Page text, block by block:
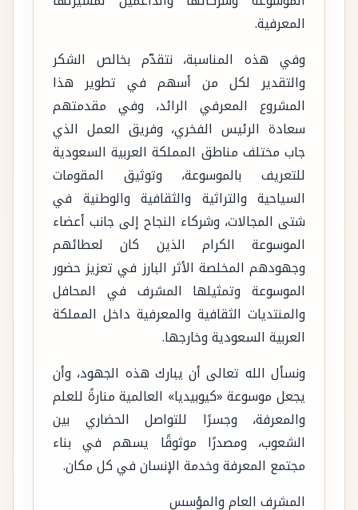
المعرفية.
وفي هذه المناسبة، نتقدّم بخالص الشكر
والتقدير لكل من أسهم في تطوير هذا
المشروع المعرفي الرائد، وفي مقدمتهم
سعادة الرئيس الفخري، وفريق العمل الذي
جاب مختلف مناطق المملكة العربية السعودية
للتعريف بالموسوعة، وتوثيق المقومات
السياحية والتراثية والثقافية والوطنية في
شتى المجالات، وشركاء النجاح إلى جانب أعضاء
الموسوعة الكرام الذين كان لعطائهم
وجهودهم المخلصة الأثر البارز في تعزيز حضور
الموسوعة وتمثيلها المشرف في المحافل
والمنتديات الثقافية والمعرفية داخل المملكة
العربية السعودية وخارجها.
ونسأل الله تعالى أن يبارك هذه الجهود، وأن
يجعل موسوعة «كيوبيديا» العالمية منارةً للعلم
والمعرفة، وجسرًا للتواصل الحضاري بين
الشعوب، ومصدرًا موثوقًا يسهم في بناء
مجتمع المعرفة وخدمة الإنسان في كل مكان.
المشرف العام والمؤسس